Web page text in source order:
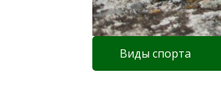
Виды спорта